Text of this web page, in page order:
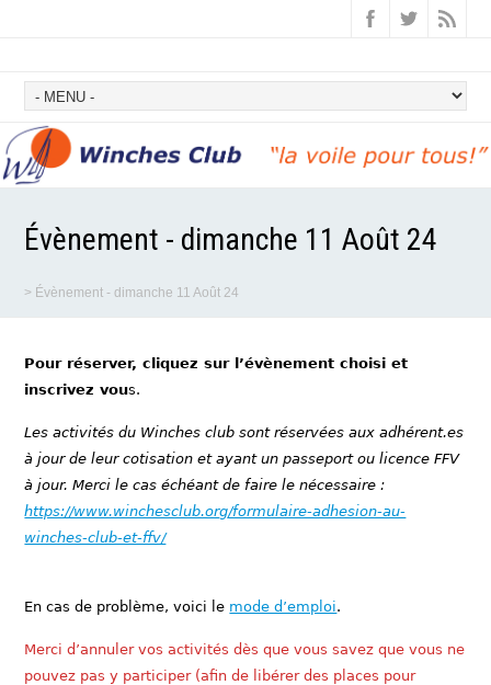
Évènement - dimanche 11 Août 24
> Évènement - dimanche 11 Août 24
Pour réserver, cliquez sur l’évènement choisi et
inscrivez vous.
Les activités du Winches club sont réservées aux adhérent.es
à jour de leur cotisation et ayant un passeport ou licence FFV
à jour. Merci le cas échéant de faire le nécessaire :
https://www.winchesclub.org/formulaire-adhesion-au-
winches-club-et-ffv/
En cas de problème, voici le mode d’emploi.
Merci d’annuler vos activités dès que vous savez que vous ne
pouvez pas y participer (afin de libérer des places pour